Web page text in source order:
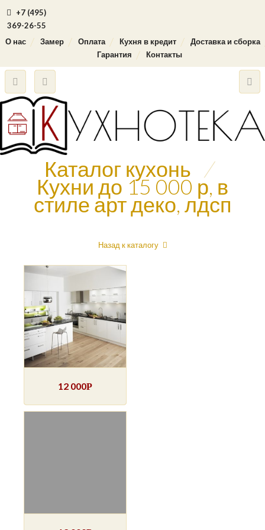
+7 (495)
369-26-55
О нас
Замер Оплата Кухня в кредит
Доставка и сборка
Гарантия
Контакты
Каталог кухонь /
Кухни до 15 000 р, в
стиле арт деко, лдсп
Назад к каталогу
12 000Р